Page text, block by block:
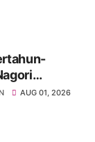
Bergotong
AUG 01, 2026